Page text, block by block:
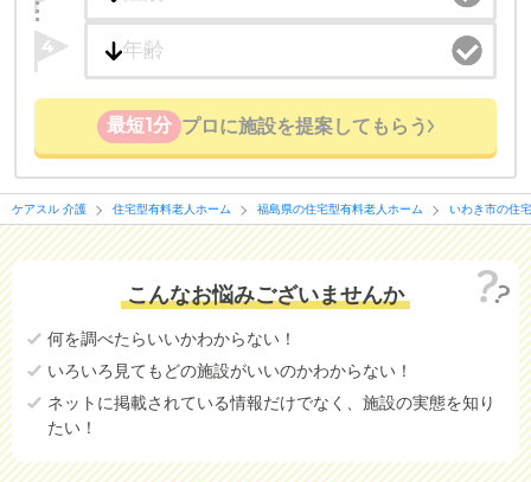
4
最短1分 プロに施設を提案してもらう
ケアスル 介護 住宅型有料老人ホーム 福島県の住宅型有料老人ホーム いわき市の住
こんなお悩みございませんか
何を調べたらいいかわからない！
いろいろ見てもどの施設がいいのかわからない！
ネットに掲載されている情報だけでなく、施設の実態を知り
たい！